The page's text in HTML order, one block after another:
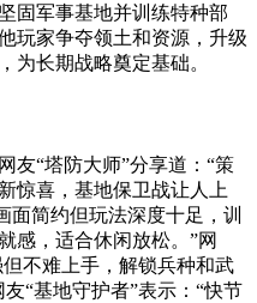
固军事基地并训练特种部
玩家争夺领土和资源，升级
为长期战略奠定基础。
友“塔防大师”分享道：“策
惊喜，基地保卫战让人上
面简约但玩法深度十足，训
感，适合休闲放松。”网
不难上手，解锁兵种和武
“基地守护者”表示：“快节